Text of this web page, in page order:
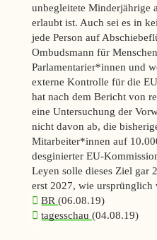
unbegleitete Minderjährige
erlaubt ist. Auch sei es in
jede Person auf
Ombudsmann für
Parlamentarier*innen und
externe Kontrolle für die
hat nach dem Bericht von
eine Untersuchung der
nicht davon ab, die
Mitarbeiter*innen auf
desginierter EU-
Leyen solle dieses Ziel gar
erst 2027, wie ursprünglich
BR(06.08.19)
tagesschau(04.08.19)